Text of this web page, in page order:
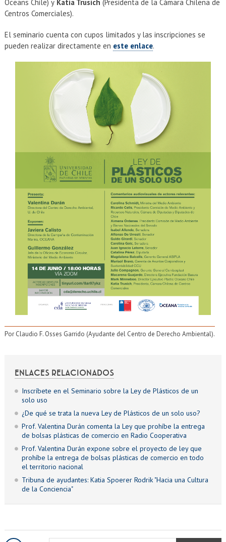
ENLACES RELACIONADOS
Inscríbete en el Seminario sobre la Ley de Plásticos de un
solo uso
¿De qué se trata la nueva Ley de Plásticos de un solo uso?
Prof. Valentina Durán comenta la Ley que prohíbe la entrega
de bolsas plásticas de comercio en Radio Cooperativa
Prof. Valentina Durán expone sobre el proyecto de ley que
prohíbe la entrega de bolsas plásticas de comercio en todo
el territorio nacional
Tribuna de ayudantes: Katia Spoerer Rodrik "Hacia una Cultura
de la Conciencia"
Oceans Chile) yKatia Trusich (Presidenta de la Cámara Chilena de
Centros Comerciales).
El seminario cuenta con cupos limitados y las inscripciones se
pueden realizar directamente en este enlace.
Por Claudio F. Osses Garrido (Ayudante del Centro de Derecho Ambiental).